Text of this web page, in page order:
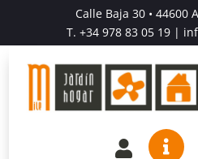
Calle Baja 30 • 44600
T. +34 978 83 05 19|
 